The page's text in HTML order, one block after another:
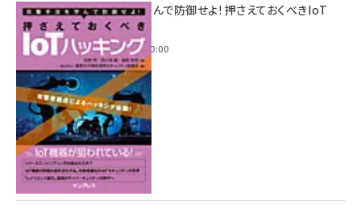
攻撃手法を学んで防御せよ! 押さえておくべきIoT
ハッキング
2022年6月14日 0:00